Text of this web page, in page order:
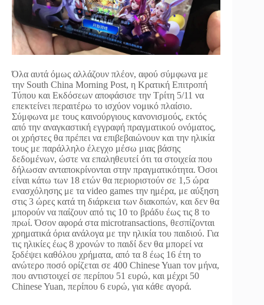
Όλα αυτά όμως αλλάζουν πλέον, αφού σύμφωνα με
την South China Morning Post, η Κρατική Επιτροπή
Τύπου και Εκδόσεων αποφάσισε την Τρίτη 5/11 να
επεκτείνει περαιτέρω το ισχύον νομικό πλαίσιο.
Σύμφωνα με τους καινούργιους κανονισμούς, εκτός
από την αναγκαστική εγγραφή πραγματικού ονόματος,
οι χρήστες θα πρέπει να επιβεβαιώνουν και την ηλικία
τους με παράλληλο έλεγχο μέσω μιας βάσης
δεδομένων, ώστε να επαληθευτεί ότι τα στοιχεία που
δήλωσαν ανταποκρίνονται στην πραγματικότητα. Όσοι
είναι κάτω των 18 ετών θα περιοριστούν σε 1,5 ώρα
ενασχόλησης με τα video games την ημέρα, με αύξηση
στις 3 ώρες κατά τη διάρκεια των διακοπών, και δεν θα
μπορούν να παίζουν από τις 10 το βράδυ έως τις 8 το
πρωί. Όσον αφορά στα microtransactions, θεσπίζονται
χρηματικά όρια ανάλογα με την ηλικία του παιδιού. Για
τις ηλικίες έως 8 χρονών το παιδί δεν θα μπορεί να
ξοδέψει καθόλου χρήματα, από τα 8 έως 16 έτη το
ανώτερο ποσό ορίζεται σε 400 Chinese Yuan τον μήνα,
που αντιστοιχεί σε περίπου 51 ευρώ, και μέχρι 50
Chinese Yuan, περίπου 6 ευρώ, για κάθε αγορά.